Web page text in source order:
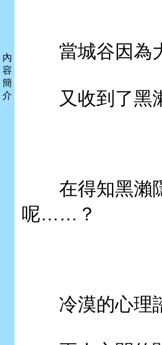
內
容
簡
介
當城谷因為大
又收到了黑
在得知黑瀨隱
呢……？
冷漠的心理諮